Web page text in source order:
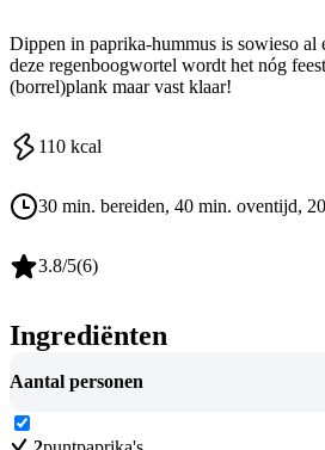
Dippen in paprika-hummus is sowieso al
deze regenboogwortel wordt het nóg
(borrel)plank maar vast klaar!
110 kcal
30 min. bereiden, 40 min. oventijd,
3.8/5(6)
Ingrediënten
Aantal personen